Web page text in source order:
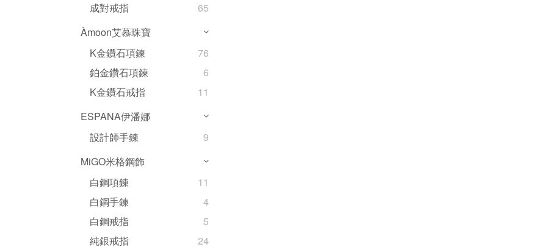
成對戒指
65
Àmoon艾慕珠寶
K金鑽石項鍊
76
鉑金鑽石項鍊
6
K金鑽石戒指
11
ESPANA伊潘娜
設計師手鍊
9
MiGO米格鋼飾
白鋼項鍊
11
白鋼手鍊
4
白鋼戒指
5
純銀戒指
24